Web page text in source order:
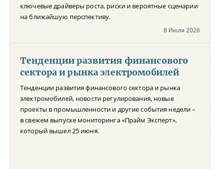
ключевые драйверы роста, риски и вероятные сценарии
на ближайшую перспективу.
8 Июля 2026
Тенденции развития финансового
сектора и рынка электромобилей
Тенденции развития финансового сектора и рынка
электромобилей, новости регулирования, новые
проекты в промышленности и другие события недели –
в свежем выпуске мониторинга «Прайм Эксперт»,
который вышел 25 июня.